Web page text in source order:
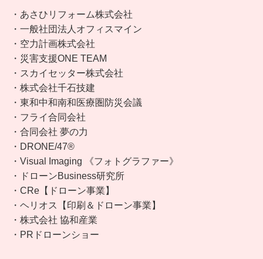
・あさひリフォーム株式会社
・一般社団法人オフィスマイン
・空力計画株式会社
・災害支援ONE TEAM
・スカイセッター株式会社
・株式会社千石技建
・東和中和南和医療圏防災会議
・フライ合同会社
・合同会社 夢の力
・DRONE/47®︎
・Visual Imaging 《フォトグラファー》
・ドローンBusiness研究所
・CRe【ドローン事業】
・ヘリオス【印刷＆ドローン事業】
・株式会社 協和産業
・PRドローンショー